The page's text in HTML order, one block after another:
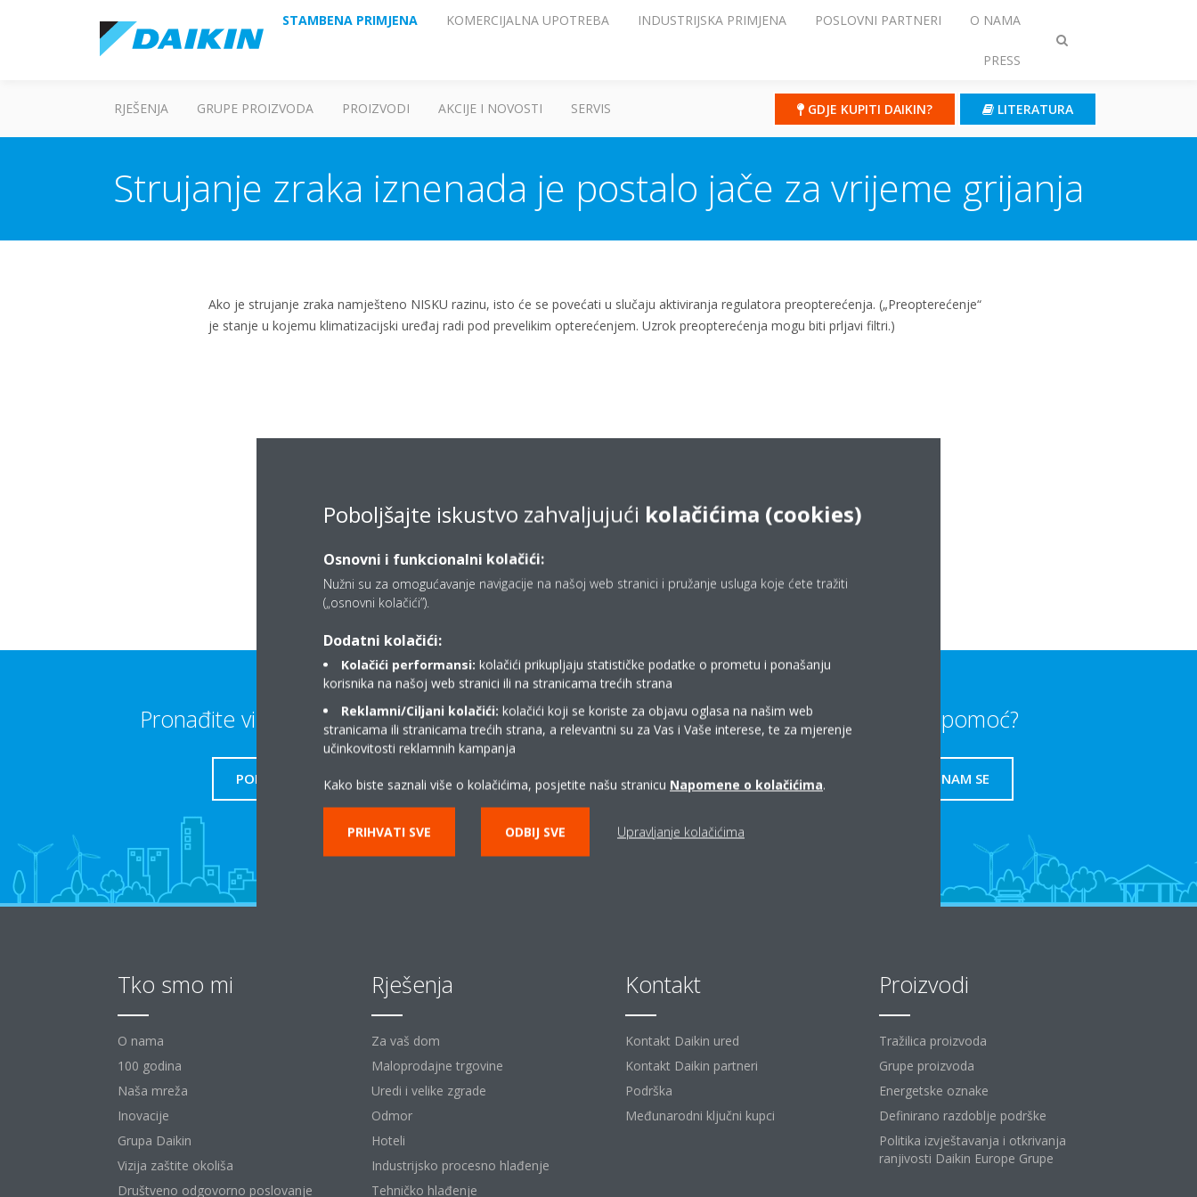
Prebaci
STAMBENA PRIMJENA KOMERCIJALNA UPOTREBA INDUSTRIJSKA PRIMJENA POSLOVNI PARTNERI O NAMA
PRESS
RJEŠENJA GRUPE PROIZVODA PROIZVODI AKCIJE I NOVOSTI SERVIS GDJE KUPITI DAIKIN? LITERATURA
Strujanje zraka iznenada je postalo jače za vrijeme grijanja
Ako je strujanje zraka namješteno NISKU razinu, isto će se povećati u slučaju aktiviranja regulatora preopterećenja. („Preopterećenje“
je stanje u kojemu klimatizacijski uređaj radi pod prevelikim opterećenjem. Uzrok preopterećenja mogu biti prljavi filtri.)
Pronađite više informacija
PODRŠKA
Gdje kupiti Daikin?
KONTAKT DAIKIN PARTNERI
Trebate li pomoć?
OBRATITE NAM SE
Tko smo mi
O nama
100 godina
Naša mreža
Inovacije
Grupa Daikin
Vizija zaštite okoliša
Društveno odgovorno poslovanje
Rješenja
Za vaš dom
Maloprodajne trgovine
Uredi i velike zgrade
Odmor
Hoteli
Industrijsko procesno hlađenje
Tehničko hlađenje
Kontakt
Kontakt Daikin ured
Kontakt Daikin partneri
Podrška
Međunarodni ključni kupci
Proizvodi
Tražilica proizvoda
Grupe proizvoda
Energetske oznake
Definirano razdoblje podrške
Politika izvještavanja i otkrivanja
ranjivosti Daikin Europe Grupe
Poboljšajte iskustvo zahvaljujući kolačićima (cookies)
Osnovni i funkcionalni kolačići:
Nužni su za omogućavanje navigacije na našoj web stranici i pružanje usluga koje ćete tražiti
(„osnovni kolačići”).
Dodatni kolačići:
Kolačići performansi: kolačići prikupljaju statističke podatke o prometu i ponašanju
korisnika na našoj web stranici ili na stranicama trećih strana
Reklamni/Ciljani kolačići: kolačići koji se koriste za objavu oglasa na našim web
stranicama ili stranicama trećih strana, a relevantni su za Vas i Vaše interese, te za mjerenje
učinkovitosti reklamnih kampanja
Kako biste saznali više o kolačićima, posjetite našu stranicu Napomene o kolačićima.
PRIHVATI SVE ODBIJ SVE Upravljanje kolačićima